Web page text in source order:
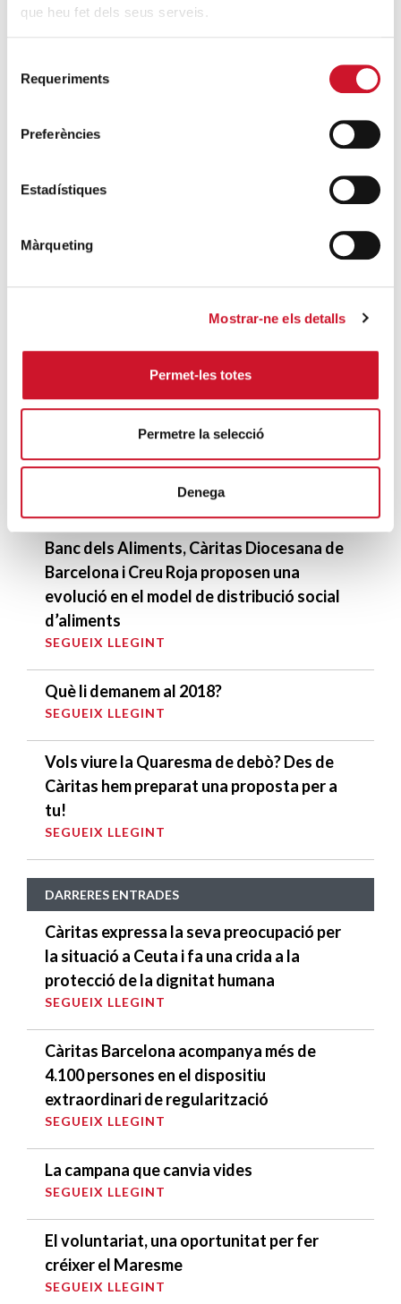
que heu fet dels seus serveis.
Requeriments
Preferències
Estadístiques
Màrqueting
Mostrar-ne els detalls
Permet-les totes
Permetre la selecció
Denega
noves mesures excepcionals generades
d’Advent
Betlem»
SEGUEIX LLEGINT
SEGUEIX LLEGINT
ENTRADES RELACIONADES
Banc dels Aliments, Càritas Diocesana de
Barcelona i Creu Roja proposen una
evolució en el model de distribució social
d’aliments
SEGUEIX LLEGINT
Què li demanem al 2018?
SEGUEIX LLEGINT
Vols viure la Quaresma de debò? Des de
Càritas hem preparat una proposta per a
tu!
SEGUEIX LLEGINT
DARRERES ENTRADES
Càritas expressa la seva preocupació per
la situació a Ceuta i fa una crida a la
protecció de la dignitat humana
SEGUEIX LLEGINT
Càritas Barcelona acompanya més de
4.100 persones en el dispositiu
extraordinari de regularització
SEGUEIX LLEGINT
La campana que canvia vides
SEGUEIX LLEGINT
El voluntariat, una oportunitat per fer
créixer el Maresme
SEGUEIX LLEGINT